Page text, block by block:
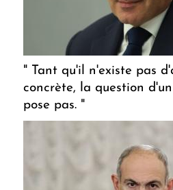
" Tant qu'il n'existe pas
concrète, la question
pose pas. "